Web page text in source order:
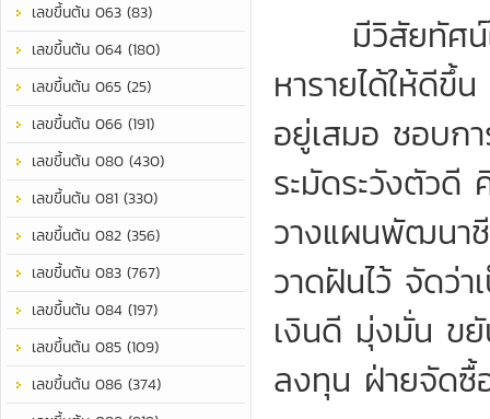
เลขขึ้นต้น 063 (83)
เลขขึ้นต้น 064 (180)
เลขขึ้นต้น 065 (25)
เลขขึ้นต้น 066 (191)
เลขขึ้นต้น 080 (430)
เลขขึ้นต้น 081 (330)
เลขขึ้นต้น 082 (356)
เลขขึ้นต้น 083 (767)
เลขขึ้นต้น 084 (197)
เลขขึ้นต้น 085 (109)
เลขขึ้นต้น 086 (374)
มีวิสัยทัศน์ใน
หารายได้ให้ดีขึ้
อยู่เสมอ ชอบก
ระมัดระวังตัวดี
วางแผนพัฒนา
วาดฝันไว้ จัดว่
เงินดี มุ่งมั่น ข
ลงทุน ฝ่ายจัดซื้